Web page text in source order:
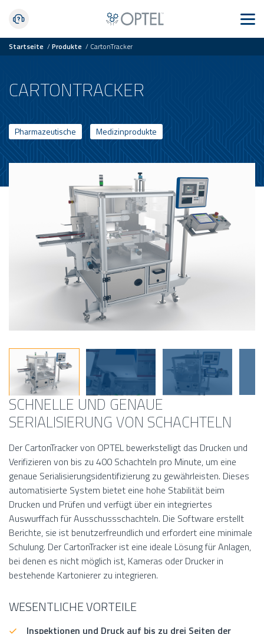
Startseite /Produkte / CartonTracker
CARTONTRACKER
Pharmazeutische Medizinprodukte
SCHNELLE UND GENAUE
SERIALISIERUNG VON SCHACHTELN
Der CartonTracker von OPTEL bewerkstelligt das Drucken und
Verifizieren von bis zu 400 Schachteln pro Minute, um eine
genaue Serialisierungsidentifizierung zu gewährleisten. Dieses
automatisierte System bietet eine hohe Stabilität beim
Drucken und Prüfen und verfügt über ein integriertes
Auswurffach für Ausschussschachteln. Die Software erstellt
Berichte, sie ist benutzerfreundlich und erfordert eine minimale
Schulung. Der CartonTracker ist eine ideale Lösung für Anlagen,
bei denen es nicht möglich ist, Kameras oder Drucker in
bestehende Kartonierer zu integrieren.
WESENTLICHE VORTEILE
Inspektionen und Druck auf bis zu drei Seiten der